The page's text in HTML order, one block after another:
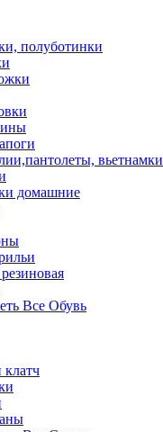
полуботинки
вьетнамки
домашние
Все Обувь